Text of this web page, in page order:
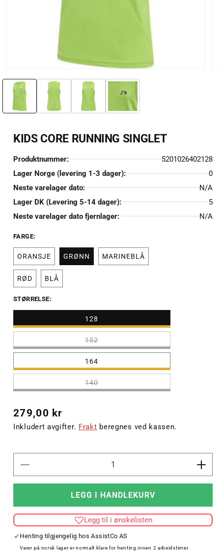
medie
modal
KIDS CORE RUNNING SINGLET
Produktnummer:
5201026402128
Lager Norge (levering 1-3 dager):
0
Neste varelager dato:
N/A
Lager DK (Levering 5-14 dager):
5
Neste varelager dato fjernlager:
N/A
FARGE:
ORANSJE GRØNN MARINEBLÅ
RØD BLÅ
STØRRELSE:
128
152
164
140
Vanlig
pris
279,00 kr
Inkludert avgifter. Frakt beregnes ved kassen.
antallet
SINGLET
Øk
LEGG I HANDLEKURV
Legg til i ønskelisten
Henting tilgjengelig hosAssistCo AS
Varer på norsk lager er normalt klare for henting innen 2 arbeidstimer.